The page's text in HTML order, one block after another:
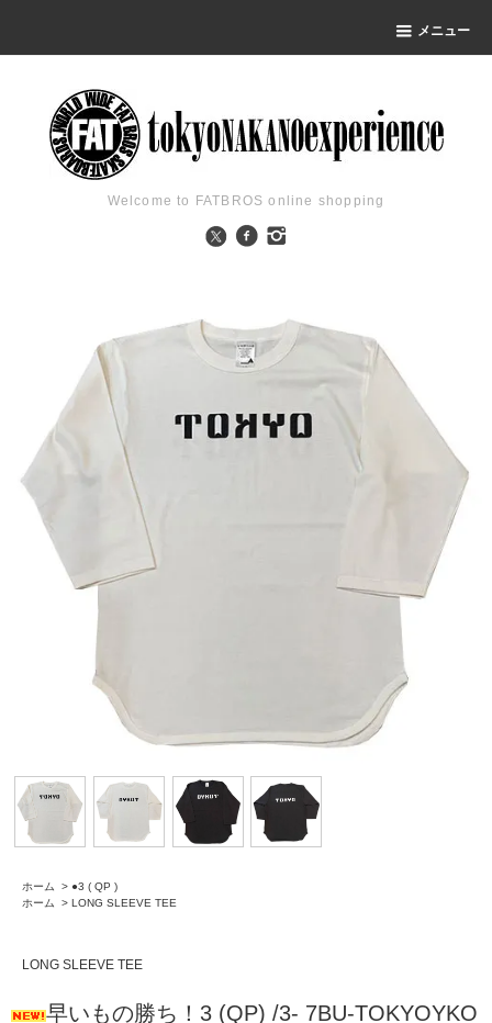
メニュー
Welcome to FATBROS online shopping
ホーム > ●3 ( QP )
ホーム
> LONG SLEEVE TEE
LONG SLEEVE TEE
早いもの勝ち！3 (QP) /3- 7BU-TOKYOYKO